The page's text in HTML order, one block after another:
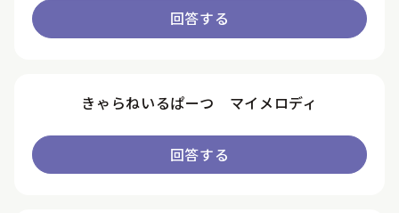
回答する
きゃらねいるぱーつ マイメロディ
回答する